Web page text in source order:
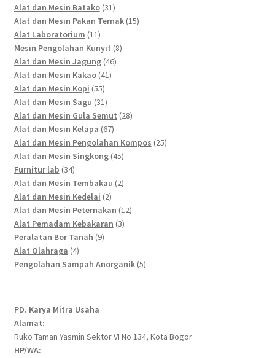
products
Alat dan Mesin Batako 3131
products
Alat dan Mesin Pakan Ternak 1515
Alat Laboratorium 1111
products
Mesin Pengolahan Kunyit 88
Alat dan Mesin Jagung 4646
Alat dan Mesin Kakao 4141
Alat dan Mesin Kopi 5555
products
Alat dan Mesin Sagu 3131
products
Alat dan Mesin Gula Semut 2828
Alat dan Mesin Kelapa 6767
products
Alat dan Mesin Pengolahan Kompos 2525
Alat dan Mesin Singkong 4545
Furnitur lab 3434
products
Alat dan Mesin Tembakau 22
Alat dan Mesin Kedelai 22
products
Alat dan Mesin Peternakan 1212
Alat Pemadam Kebakaran 33
Peralatan Bor Tanah 99
Alat Olahraga 44
products
Pengolahan Sampah Anorganik 55
PD. Karya Mitra Usaha
Alamat:
Ruko Taman Yasmin Sektor VI No 134, Kota Bogor
HP/WA: